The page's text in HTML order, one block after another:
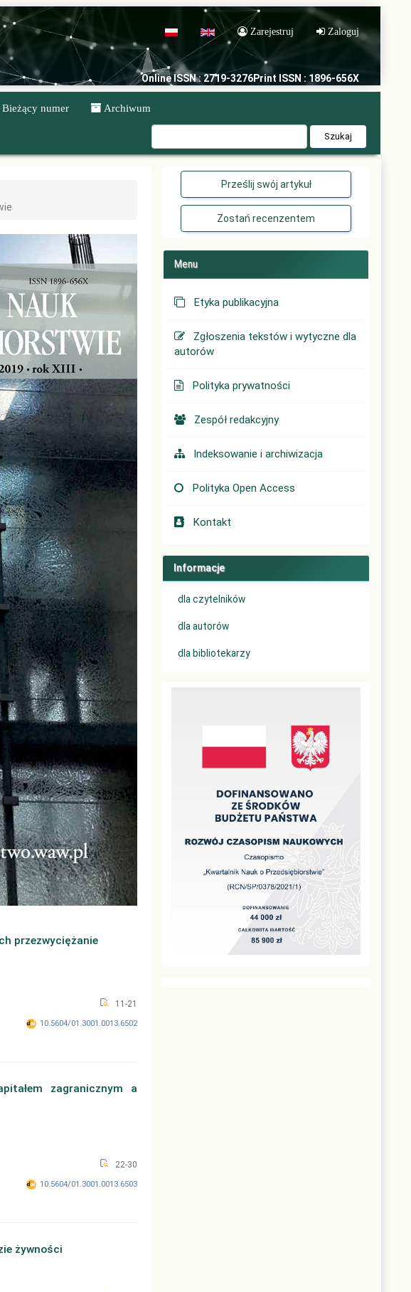
POL ENG Zarejestruj Zaloguj
Online ISSN : 2719-3276Print ISSN : 1896-656X
Bieżący numer Archiwum
Szukaj
przezwyciężanie
11-21
10.5604/01.3001.0013.6502
zagranicznym a
22-30
10.5604/01.3001.0013.6503
żywności
Prześlij swój artykuł
Zostań recenzentem
Menu
Etyka publikacyjna
Zgłoszenia tekstów i wytyczne dla
autorów
Polityka prywatności
Zespół redakcyjny
Indeksowanie i archiwizacja
Polityka Open Access
Kontakt
Informacje
dla czytelników
dla autorów
dla bibliotekarzy